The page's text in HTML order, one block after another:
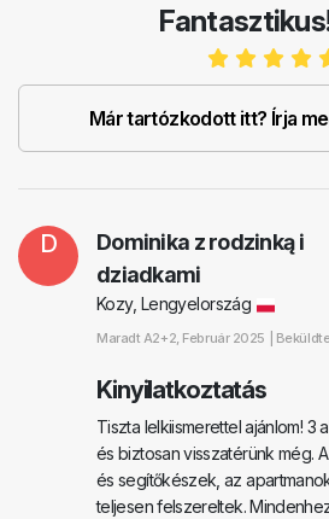
Már tartózkodott itt? Írja
D
Dominika z rodzinką i
dziadkami
Kozy, Lengyelország
Maradt A2+2, Február 2025 |
Kinyilatkoztatás
Tiszta lelkiismerettel ajánlom! 3
és biztosan visszatérünk még.
és segítőkészek, az
teljesen felszereltek.